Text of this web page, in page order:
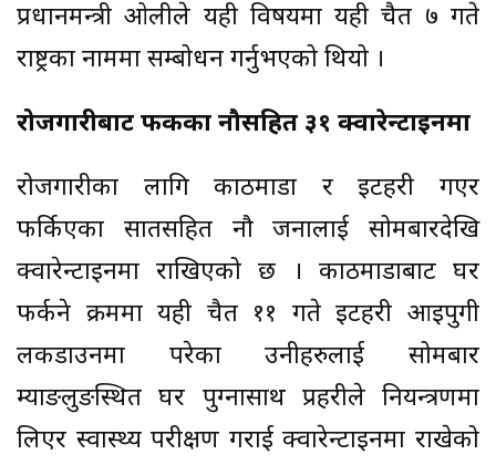
प्रधानमन्त्री ओलीले यही विषयमा यही चैत ७ गते
राष्ट्रका नाममा सम्बोधन गर्नुभएको थियो ।
रोजगारीबाट फर्केका नौसहित ३१ क्वारेन्टाइनमा
रोजगारीका लागि काठमाडौँ र इटहरी गएर
फर्किएका सातसहित नौ जनालाई सोमबारदेखि
क्वारेन्टाइनमा राखिएको छ । काठमाडौँबाट घर
फर्कने क्रममा यही चैत ११ गते इटहरी आइपुगी
लकडाउनमा परेका उनीहरुलाई सोमबार
म्याङलुङस्थित घर पुग्नासाथ प्रहरीले नियन्त्रणमा
लिएर स्वास्थ्य परीक्षण गराई क्वारेन्टाइनमा राखेको